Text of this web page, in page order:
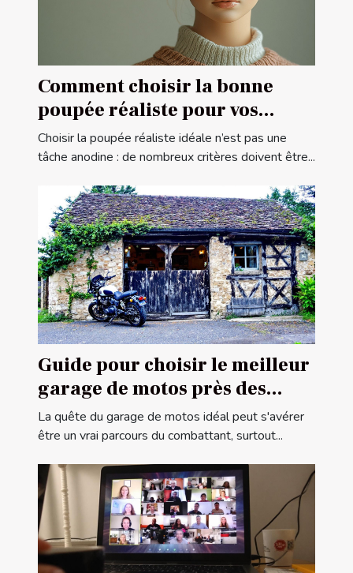
Comment choisir la bonne
poupée réaliste pour vos
besoins
Choisir la poupée réaliste idéale n’est pas une
tâche anodine : de nombreux critères doivent être...
Guide pour choisir le meilleur
garage de motos près des
frontières françaises
La quête du garage de motos idéal peut s'avérer
être un vrai parcours du combattant, surtout...